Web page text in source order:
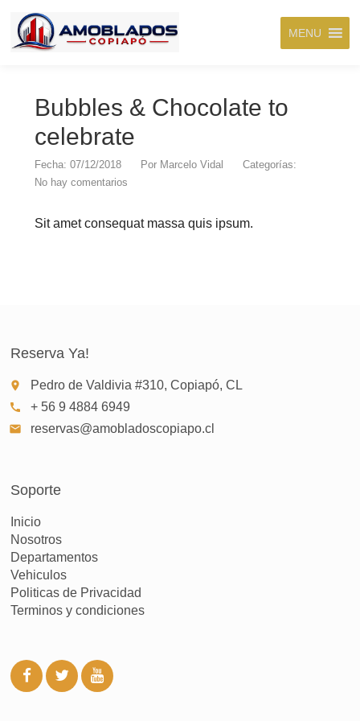
MENU
Bubbles & Chocolate to
celebrate
Fecha: 07/12/2018 Por Marcelo Vidal
Categorías:
No hay comentarios
Sit amet consequat massa quis ipsum.
Reserva Ya!
place Pedro de Valdivia #310, Copiapó, CL
call + 56 9 4884 6949
email reservas@amobladoscopiapo.cl
Soporte
Inicio
Nosotros
Departamentos
Vehiculos
Politicas de Privacidad
Terminos y condiciones